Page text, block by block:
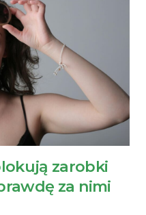
zarobki
za nimi